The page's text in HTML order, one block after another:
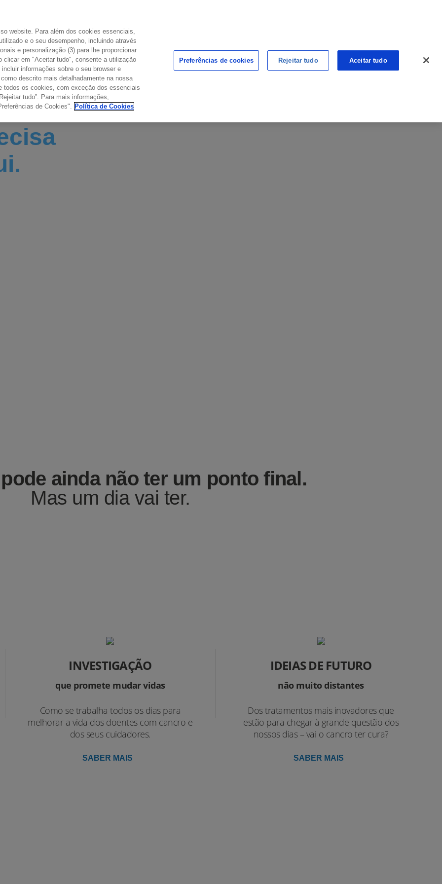
DÚVIDAS COMUNS
PONTO DE ENCONTRO
ALÉM DO CANCRO
PONTO DE CONTACTO
CANCRO NA WEB
PONTO DE VISTA
ainda não ter um ponto final.
Mas um dia vai ter.
INVESTIGAÇÃO
que promete mudar vidas
Como se trabalha todos os dias para
melhorar a vida dos doentes com cancro e
dos seus cuidadores.
SABER MAIS
IDEIAS DE FUTURO
não muito distantes
Dos tratamentos mais inovadores que
estão para chegar à grande questão dos
nossos dias – vai o cancro ter cura?
SABER MAIS
website. Para além dos cookies essenciais,
e o seu desempenho, incluindo através
e personalização (3) para lhe proporcionar
clicar em "Aceitar tudo", consente a utilização
informações sobre o seu browser e
descrito mais detalhadamente na nossa
todos os cookies, com exceção dos essenciais
tudo”. Para mais informações,
de Cookies". Política de Cookies
Preferências de cookies Rejeitar tudo Aceitar tudo